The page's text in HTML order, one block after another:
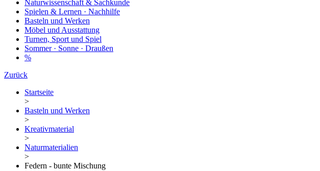
Naturwissenschaft & Sachkunde
Spielen & Lernen · Nachhilfe
Basteln und Werken
Möbel und Ausstattung
Turnen, Sport und Spiel
Sommer · Sonne · Draußen
%
Zurück
Startseite
>
Basteln und Werken
>
Kreativmaterial
>
Naturmaterialien
>
Federn - bunte Mischung